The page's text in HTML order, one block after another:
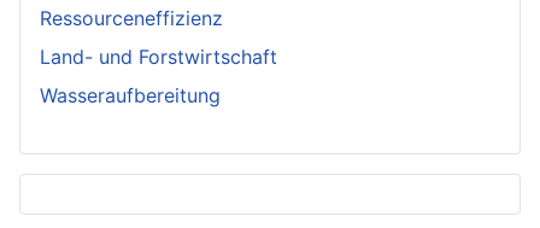
Ressourceneffizienz
Land- und Forstwirtschaft
Wasseraufbereitung